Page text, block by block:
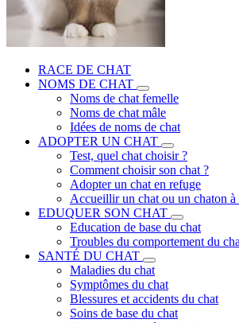
RACE DE CHAT
NOMS DE CHAT
Noms de chat femelle
Noms de chat mâle
Idées de noms de chat
ADOPTER UN CHAT
Test, quel chat choisir ?
Comment choisir son chat ?
Adopter un chat en refuge
Accueillir un chat ou un chaton à
EDUQUER SON CHAT
Education de base du chat
Troubles du comportement du
SANTÉ DU CHAT
Maladies du chat
Symptômes du chat
Blessures et accidents du chat
Soins de base du chat